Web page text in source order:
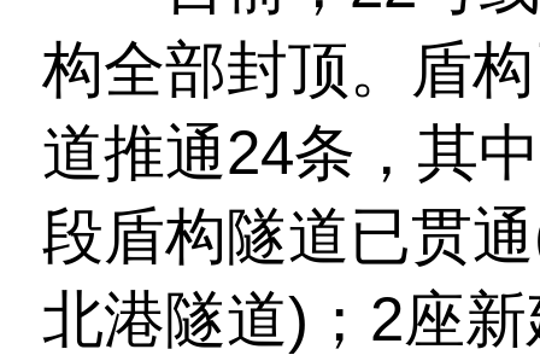
构全部封顶。盾
道推通24条，其
段盾构隧道已贯
北港隧道)；2座